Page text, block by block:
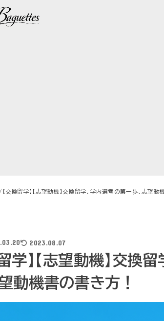
【交換留学】【志望動機】交換留学、学内選考の第一歩、志望動
2023.08.07
学】【志望動機】交換
動機書の書き方！